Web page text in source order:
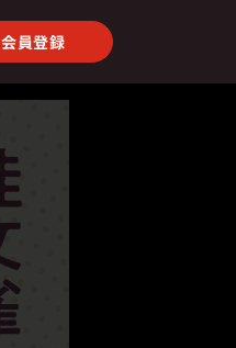
会員登録